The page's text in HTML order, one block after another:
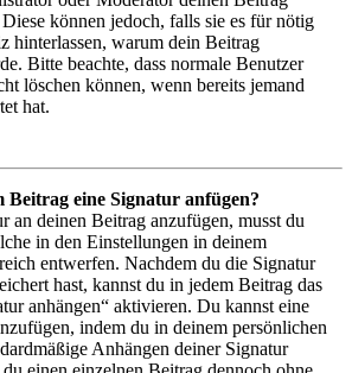
können jedoch, falls sie es für nötig
hinterlassen, warum dein Beitrag
Bitte beachte, dass normale Benutzer
löschen können, wenn bereits jemand
hat.
Beitrag eine Signatur anfügen?
an deinen Beitrag anzufügen, musst du
in den Einstellungen in deinem
entwerfen. Nachdem du die Signatur
hast, kannst du in jedem Beitrag das
anhängen“ aktivieren. Du kannst eine
indem du in deinem persönlichen
Anhängen deiner Signatur